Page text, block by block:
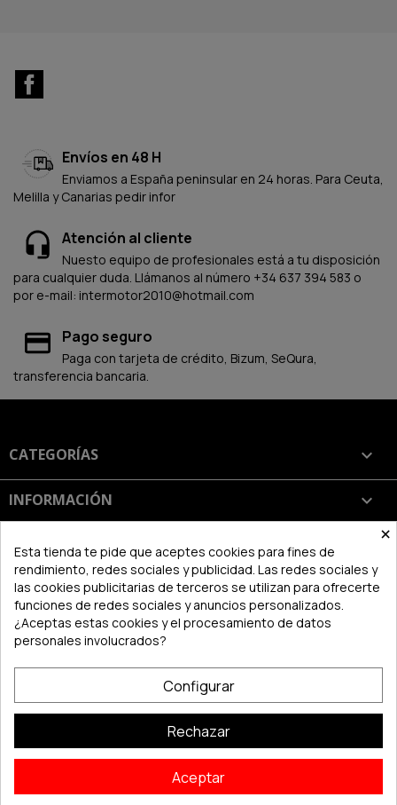
Envíos en 48 H
Enviamos a España peninsular en 24 horas. Para Ceuta,
Melilla y Canarias pedir infor
Atención al cliente
Nuesto equipo de profesionales está a tu disposición
para cualquier duda. Llámanos al número +34 637 394 583 o
por e-mail: intermotor2010@hotmail.com
Pago seguro
Paga con tarjeta de crédito, Bizum, SeQura,
transferencia bancaria.
CATEGORÍAS 
INFORMACIÓN 
SU CUENTA
INFORMACIÓN DE LA TIENDA keyboard_arrow_down
×
Esta tienda te pide que aceptes cookies para fines de
rendimiento, redes sociales y publicidad. Las redes sociales y
las cookies publicitarias de terceros se utilizan para ofrecerte
funciones de redes sociales y anuncios personalizados.
¿Aceptas estas cookies y el procesamiento de datos
personales involucrados?
Configurar
Rechazar
Aceptar